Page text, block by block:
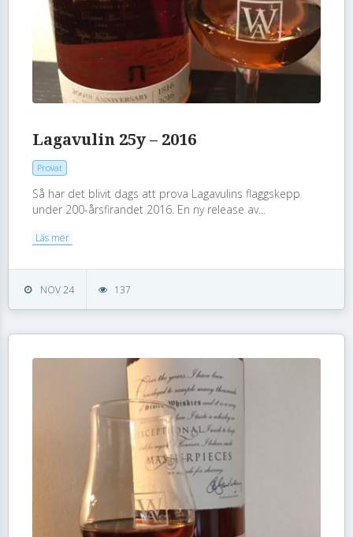
Lagavulin 25y – 2016
Provat
Så har det blivit dags att prova Lagavulins flaggskepp
under 200-årsfirandet 2016. En ny release av...
Läs mer
NOV 24 137